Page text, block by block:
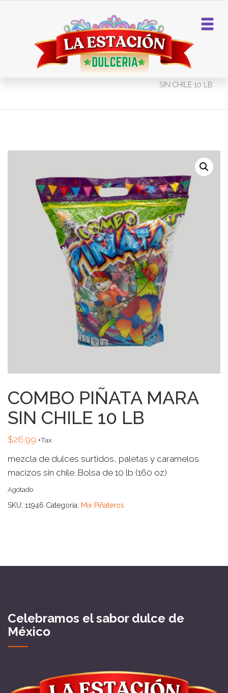
Home
Mix Piñateros
COMBO PIÑATA MARA
SIN CHILE 10 LB
COMBO PIÑATA MARA
SIN CHILE 10 LB
$26.99 +Tax
mezcla de dulces surtidos, paletas y caramelos
macizos sin chile. Bolsa de 10 lb (160 oz)
Agotado
SKU: 11946 Categoría: Mix Piñateros
Celebramos el sabor dulce de
México